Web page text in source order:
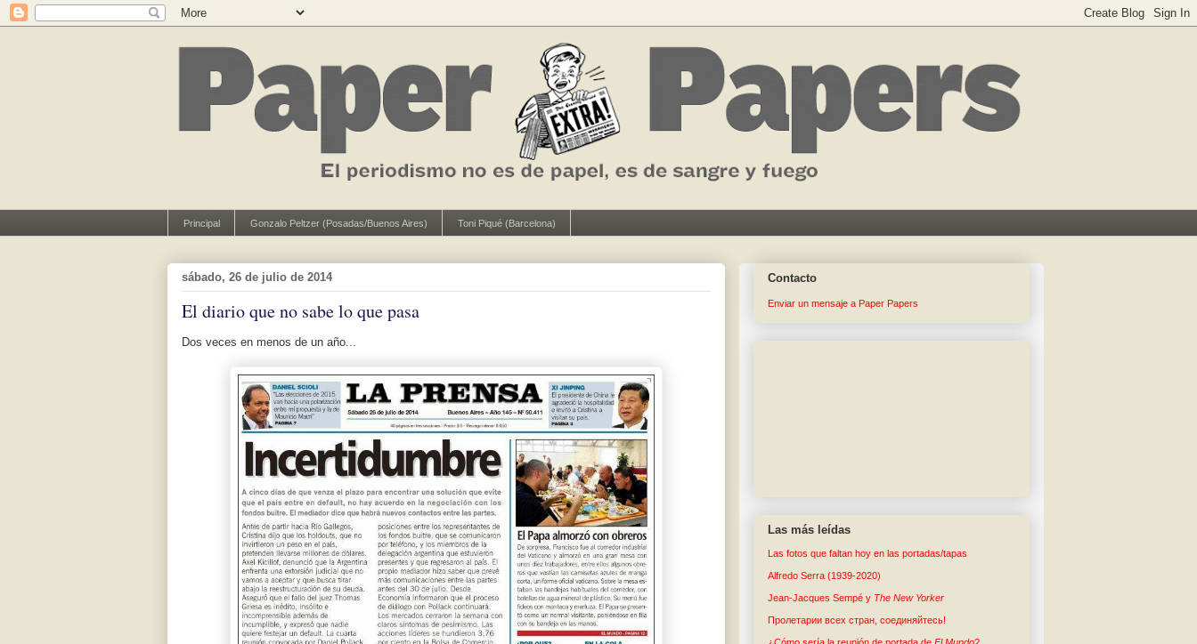
Principal Gonzalo Peltzer (Posadas/Buenos Aires) Toni Piqué (Barcelona)
sábado, 26 de julio de 2014
El diario que no sabe lo que pasa
Dos veces en menos de un año...
Contacto
Enviar un mensaje a Paper Papers
Las más leídas
Las fotos que faltan hoy en las portadas/tapas
Alfredo Serra (1939-2020)
Jean-Jacques Sempé y The New Yorker
Пролетарии всех стран, соединяйтесь!